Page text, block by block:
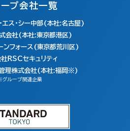
プ会社一覧
エス・シー中部(本社:名古屋)
会社(本社:東京都港区)
ンフォース(東京都荒川区)
RSCセキュリティ
理株式会社(本社:福岡※)
グループ関連企業